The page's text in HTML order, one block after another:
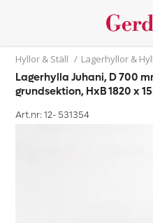
Hyllor & Ställ / Lagerhyllor &
Lagerhylla Juhani, D 700
grundsektion, HxB 1820 x
Art.nr: 12- 531354